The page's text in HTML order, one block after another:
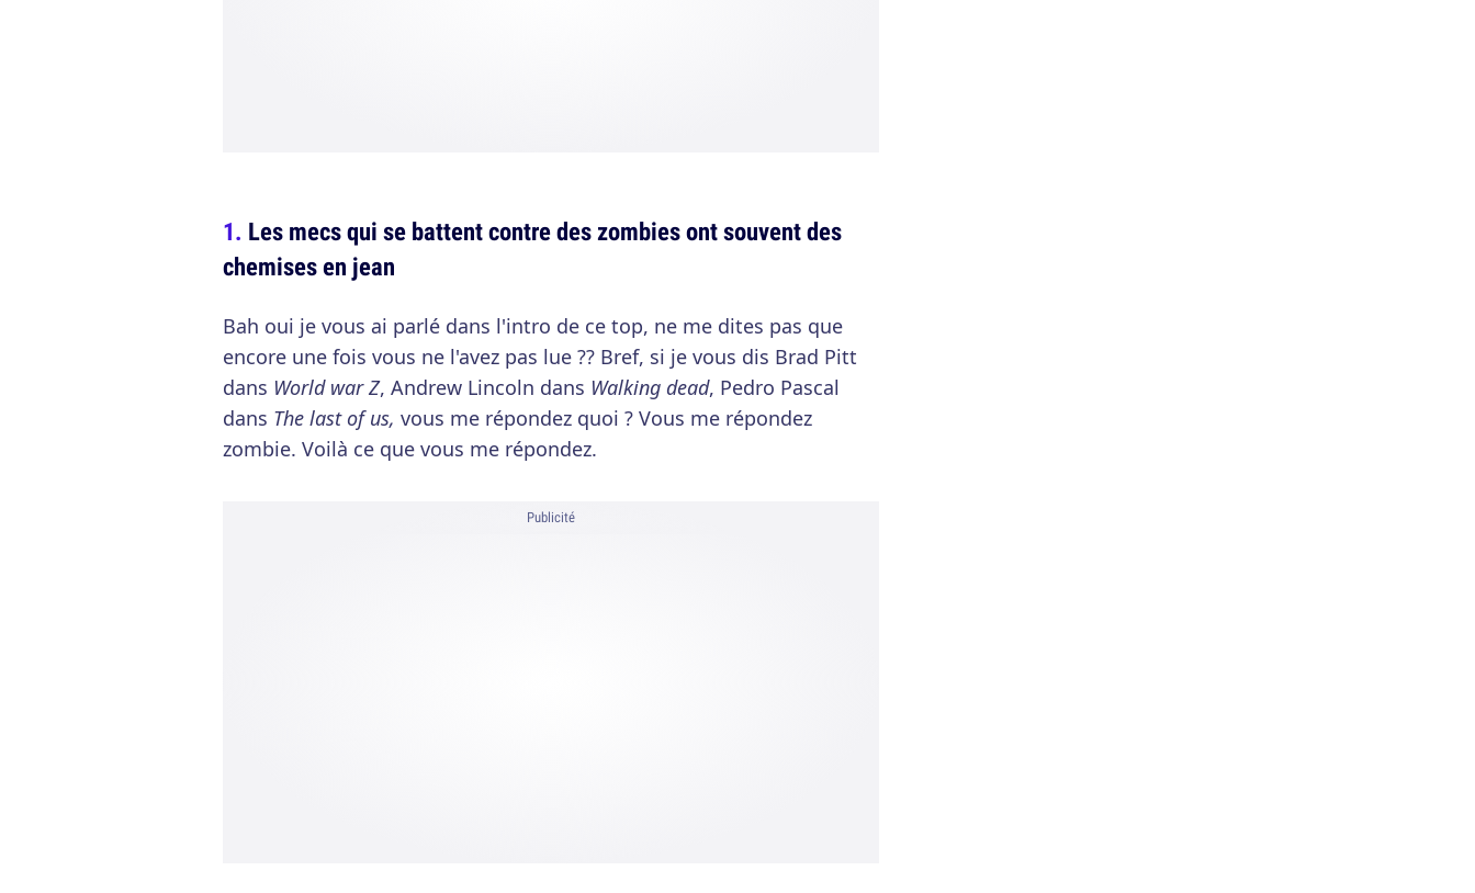
Les mecs qui se battent contre des zombies ont souvent des
chemises en jean
Bah oui je vous ai parlé dans l'intro de ce top, ne me dites pas que
encore une fois vous ne l'avez pas lue ?? Bref, si je vous dis Brad Pitt
dans World war Z, Andrew Lincoln dans Walking dead, Pedro Pascal
dans The last of us, vous me répondez quoi ? Vous me répondez
zombie. Voilà ce que vous me répondez.
Publicité